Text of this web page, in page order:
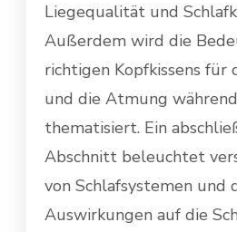
Liegequalität und
Außerdem wird die
richtigen Kopfkissens für
und die Atmung
thematisiert. Ein
Abschnitt beleuchtet
von Schlafsystemen und
Auswirkungen auf die